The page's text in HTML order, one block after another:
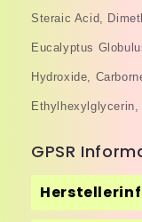
Steraic Acid,
Eucalyptus
Hydroxide,
GPSR